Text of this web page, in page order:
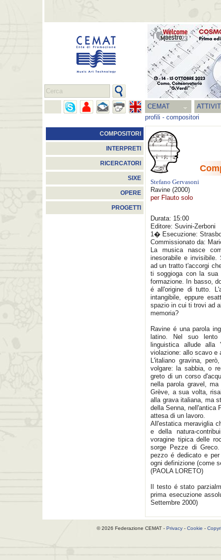
CEMAT
profili - compositori
COMPOSITORI
INTERPRETI
RICERCATORI
SIXE
OPERE
PROGETTI
Stefano Gervasoni
Ravine (2000)
per Flauto solo
Durata: 15:00
Editore: Suvini-Zerboni
1� Esecuzione:
Commissionato da:
La musica nasce
inesorabile e invisibile.
ad un tratto t'accorgi
ti soggioga con la sua
formazione. In basso,
é all'origine di tutto.
intangibile, eppure
spazio in cui ti trovi ad
memoria?
Ravine é una parola
latino. Nel suo lento
linguistica allude alla
violazione: allo scavo e
L'italiano gravina,
volgare: la sabbia, o
greto di un corso
nella parola gravel,
Grève, a sua volta,
alla grava italiana, ma
della Senna, nell'antica
attesa di un lavoro.
All'estatica meraviglia
e della natura-
voragine tipica delle
sorge Pezze di
pezzo é dedicato e
ogni definizione (come
(PAOLA LORETO)
Il testo é stato
prima esecuzione
Settembre 2000)
© 2026 Federazione CEMAT - Privacy- Cookie -